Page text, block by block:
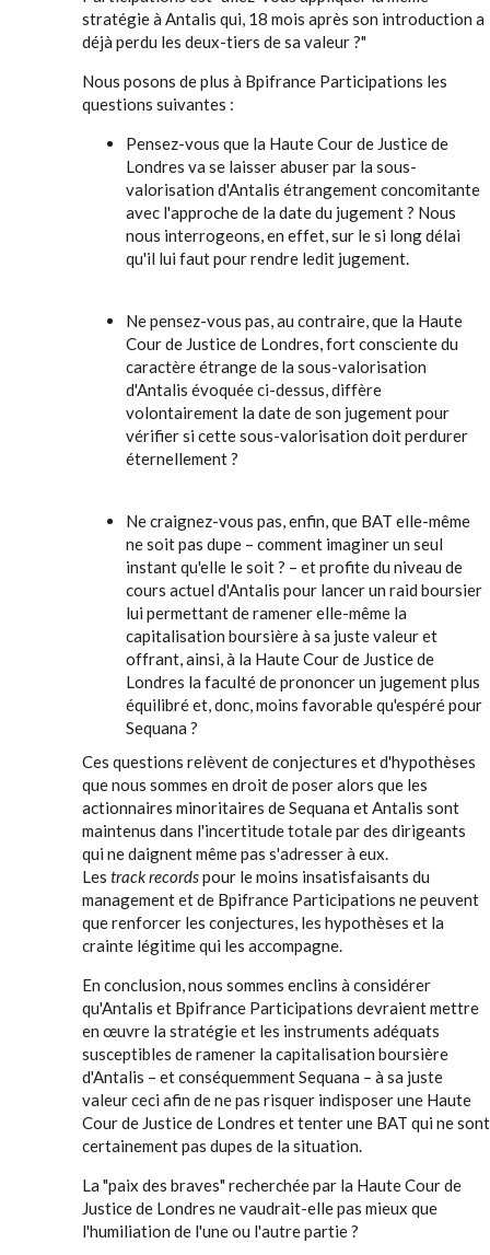
stratégie à Antalis qui, 18 mois après son introduction a
déjà perdu les deux-tiers de sa valeur ?"
Nous posons de plus à Bpifrance Participations les
questions suivantes :
Pensez-vous que la Haute Cour de Justice de
Londres va se laisser abuser par la sous-
valorisation d'Antalis étrangement concomitante
avec l'approche de la date du jugement ? Nous
nous interrogeons, en effet, sur le si long délai
qu'il lui faut pour rendre ledit jugement.
Ne pensez-vous pas, au contraire, que la Haute
Cour de Justice de Londres, fort consciente du
caractère étrange de la sous-valorisation
d'Antalis évoquée ci-dessus, diffère
volontairement la date de son jugement pour
vérifier si cette sous-valorisation doit perdurer
éternellement ?
Ne craignez-vous pas, enfin, que BAT elle-même
ne soit pas dupe – comment imaginer un seul
instant qu'elle le soit ? – et profite du niveau de
cours actuel d'Antalis pour lancer un raid boursier
lui permettant de ramener elle-même la
capitalisation boursière à sa juste valeur et
offrant, ainsi, à la Haute Cour de Justice de
Londres la faculté de prononcer un jugement plus
équilibré et, donc, moins favorable qu'espéré pour
Sequana ?
Ces questions relèvent de conjectures et d'hypothèses
que nous sommes en droit de poser alors que les
actionnaires minoritaires de Sequana et Antalis sont
maintenus dans l'incertitude totale par des dirigeants
qui ne daignent même pas s'adresser à eux.
Les track recordspour le moins insatisfaisants du
management et de Bpifrance Participations ne peuvent
que renforcer les conjectures, les hypothèses et la
crainte légitime qui les accompagne.
En conclusion, nous sommes enclins à considérer
qu'Antalis et Bpifrance Participations devraient mettre
en œuvre la stratégie et les instruments adéquats
susceptibles de ramener la capitalisation boursière
d'Antalis – et conséquemment Sequana – à sa juste
valeur ceci afin de ne pas risquer indisposer une Haute
Cour de Justice de Londres et tenter une BAT qui ne sont
certainement pas dupes de la situation.
La "paix des braves" recherchée par la Haute Cour de
Justice de Londres ne vaudrait-elle pas mieux que
l'humiliation de l'une ou l'autre partie ?